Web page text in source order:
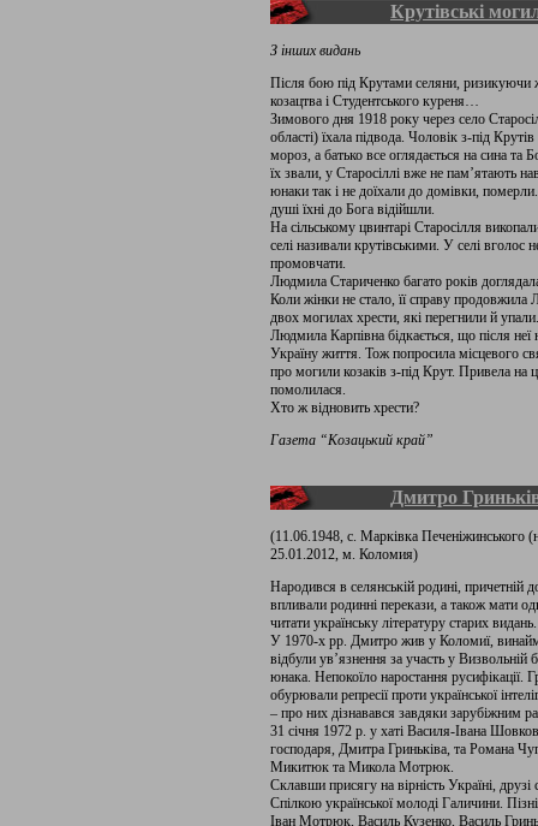
Крутівські
З інших видань
Після бою під Крутами селяни, ризикуючи
козацтва і Студентського куреня…
Зимового дня 1918 року через село
області) їхала підвода. Чоловік з-під
мороз, а батько все оглядається на сина та
їх звали, у Старосіллі вже не пам’ятають
юнаки так і не доїхали до домівки,
душі їхні до Бога відійшли.
На сільському цвинтарі Старосілля
селі називали крутівськими. У селі
промовчати.
Людмила Стариченко багато років
Коли жінки не стало, її справу продовжила
двох могилах хрести, які перегнили й упали.
Людмила Карпівна бідкається, що після неї
Україну життя. Тож попросила місцевого
про могили козаків з-під Крут. Привела на
помолилася.
Хто ж відновить хрести?
Газета “Козацький край”
Дмитро
(11.06.1948, с. Марківка Печеніжинського
25.01.2012, м. Коломия)
Народився в селянській родині,
впливали родинні перекази, а також мати
читати українську літературу старих видань.
У 1970-х рр. Дмитро жив у Коломиї,
відбули ув’язнення за участь у
юнака. Непокоїло наростання русифікації.
обурювали репресії проти української
– про них дізнавався завдяки зарубіжним
31 січня 1972 р. у хаті Василя-Івана
господаря, Дмитра Гриньківа, та Романа
Микитюк та Микола Мотрюк.
Склавши присягу на вірність Україні,
Спілкою української молоді Галичини.
Іван Мотрюк, Василь Кузенко, Василь